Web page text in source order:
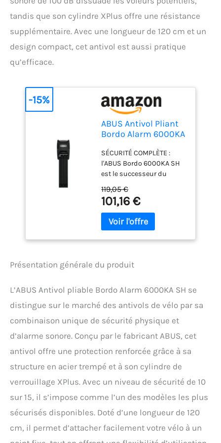
tandis que son cylindre XPlus offre une résistance
supplémentaire. Avec une longueur de 120 cm et un
design compact, cet antivol est aussi pratique
qu’efficace.
ABUS Antivol Pliant
Bordo Alarm 6000KA
cm, Noir
SÉCURITÉ COMPLÈTE :
l'ABUS Bordo 6000KA SH
est le successeur du
et, contrairement à son
prédécesseur, il ne
dispose pas seulement
d'une fonction d'alarme,
FONCTION D'ALARME
détection de position 3D
secousses suspectes et
déclenche d'abord un son
puis un signal d'alarme
d'au moins 100 dB
CYLINDRE XPLUS DE
HAUTE QUALITÉ :
mécanisme breveté par
ABUS ; offre une protection
supplémentaire contre les
tentatives de
manipulation comme le
119,05 €
101,16 €
-15%
Présentation générale du produit
L’ABUS Antivol pliable Bordo Alarm 6000KA SH se
distingue sur le marché des antivols de vélo par sa
combinaison unique de sécurité physique et
d’alarme sonore. Conçu par le fabricant ABUS, cet
antivol offre une protection renforcée grâce à sa
structure en acier trempé et à son cylindre de
verrouillage XPlus. Avec un niveau de sécurité de 10
sur 15, il s’impose comme l’un des modèles les plus
sécurisés disponibles. Doté d’une longueur de 120
cm, il permet d’attacher facilement votre vélo à un